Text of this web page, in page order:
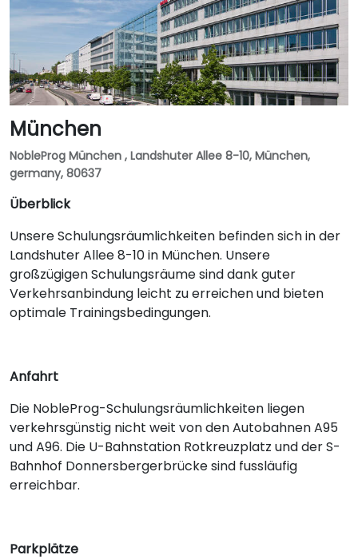
München
NobleProg München , Landshuter Allee 8-10, München,
germany, 80637
Überblick
Unsere Schulungsräumlichkeiten befinden sich in der
Landshuter Allee 8-10 in München. Unsere
großzügigen Schulungsräume sind dank guter
Verkehrsanbindung leicht zu erreichen und bieten
optimale Trainingsbedingungen.
Anfahrt
Die NobleProg-Schulungsräumlichkeiten liegen
verkehrsgünstig nicht weit von den Autobahnen A95
und A96. Die U-Bahnstation Rotkreuzplatz und der S-
Bahnhof Donnersbergerbrücke sind fussläufig
erreichbar.
Parkplätze